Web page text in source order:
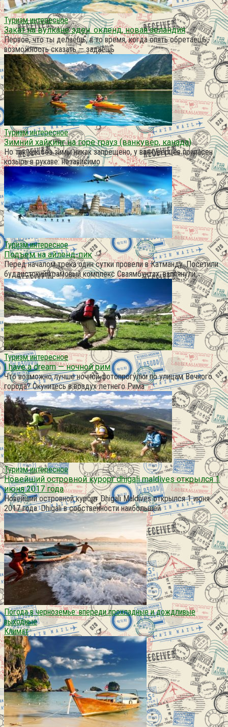
Туризм интересное
Закат на вулкане эден. окленд, новая зеландия
Первое, что ты делаешь, в то время, когда опять обретаешь
возможность сказать — задаёшь
Туризм интересное
Зимний хайкинг на горе грауз (ванкувер, канада)
Но так как без зимы никак запрещено, у ванкуверцев припасен
козырь в рукаве: независимо
Туризм интересное
Подъем на айленд-пик
Перед началом трека один сутки провели в Катманду. Посетили
буддистский храмовый комплекс Сваямбунтах, взглянули,
Туризм интересное
I have a dream — ночной рим
Что возможно лучше ночной фотопрогулки по улицам Вечного
города? Окунитесь в воздух летнего Рима
Туризм интересное
Новейший островной курорт dhigali maldives открылся 1
июня 2017 года
Новейший островной курорт Dhigali Maldives открылся 1 июня
2017 года. Dhigali в собственности наибольшей
Погода в черноземье: впереди прохладные и дождливые
выходные
Климат